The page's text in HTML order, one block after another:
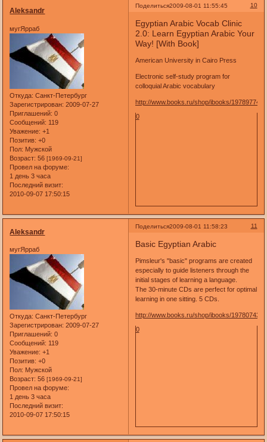
Поделиться 10
2009-08-01 11:55:45
Aleksandr
мугЯрраб
Откуда: Санкт-Петербург
Зарегистрирован: 2009-07-27
Приглашений: 0
Сообщений: 119
Уважение: +1
Позитив: +0
Пол: Мужской
Возраст: 56[1969-09-21]
Провел на форуме:
1 день 3 часа
Последний визит:
2010-09-07 17:50:15
Egyptian Arabic Vocab Clinic
2.0: Learn Egyptian Arabic Your
Way! [With Book]
American University in Cairo Press
Electronic self-study program for
colloquial Arabic vocabulary
http://www.books.ru/shop/ibooks/
0
Поделиться 11
2009-08-01 11:58:23
Aleksandr
мугЯрраб
Откуда: Санкт-Петербург
Зарегистрирован: 2009-07-27
Приглашений: 0
Сообщений: 119
Уважение: +1
Позитив: +0
Пол: Мужской
Возраст: 56[1969-09-21]
Провел на форуме:
1 день 3 часа
Последний визит:
2010-09-07 17:50:15
Basic Egyptian Arabic
Pimsleur's "basic" programs are created
especially to guide listeners through the
initial stages of learning a language.
The 30-minute CDs are perfect for optimal
learning in one sitting. 5 CDs.
http://www.books.ru/shop/ibooks/
0